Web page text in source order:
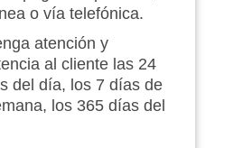
o vía telefónica.
atención y
al cliente las 24
del día, los 7 días de
los 365 días del